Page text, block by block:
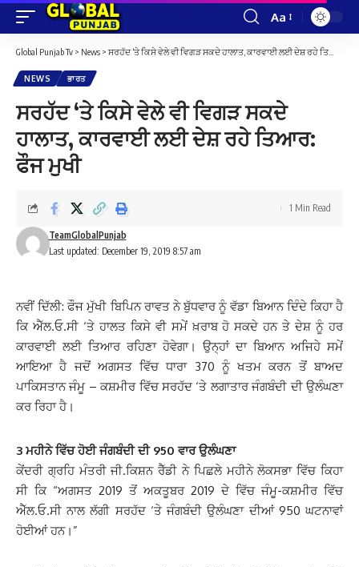
Font
Resizer
Aa
Global Punjab Tv > News > ਸਰਹੱਦ ‘ਤੇ ਕਿਸੇ ਵੇਲੇ ਵੀ ਵਿਗੜ ਸਕਦੇ ਹਾਲਾਤ, ਕਾਰਵਾਈ ਲਈ ਦੇਸ਼ ਰਹੇ ਤਿਆਰ: ਫੌਜ ਮੁਖੀ
NEWS ਭਾਰਤ
ਸਰਹੱਦ ‘ਤੇ ਕਿਸੇ ਵੇਲੇ ਵੀ ਵਿਗੜ ਸਕਦੇ
ਹਾਲਾਤ, ਕਾਰਵਾਈ ਲਈ ਦੇਸ਼ ਰਹੇ ਤਿਆਰ:
ਫੌਜ ਮੁਖੀ
Last updated: December 19, 2019 8:57 am
TeamGlobalPunjab
1 Min Read
ਨਵੀਂ ਦਿੱਲੀ: ਫੌਜ ਮੁੱਖੀ ਬਿਪਿਨ ਰਾਵਤ ਨੇ ਬੁੱਧਵਾਰ ਨੂੰ ਵੱਡਾ ਬਿਆਨ ਦਿੰਦੇ ਕਿਹਾ ਹੈ
ਕਿ ਐੱਲ.ਓ.ਸੀ ‘ਤੇ ਹਾਲਤ ਕਿਸੇ ਵੀ ਸਮੇਂ ਖ਼ਰਾਬ ਹੋ ਸਕਦੇ ਹਨ ਤੇ ਦੇਸ਼ ਨੂੰ ਹਰ
ਕਾਰਵਾਈ ਲਈ ਤਿਆਰ ਰਹਿਣਾ ਹੋਵੇਗਾ। ਉਨ੍ਹਾਂ ਦਾ ਬਿਆਨ ਅਜਿਹੇ ਸਮੇਂ
ਆਇਆ ਹੈ ਜਦੋਂ ਅਗਸਤ ਵਿੱਚ ਧਾਰਾ 370 ਨੂੰ ਖਤਮ ਕਰਨ ਤੋਂ ਬਾਅਦ
ਪਾਕਿਸਤਾਨ ਜੰਮੂ – ਕਸ਼ਮੀਰ ਵਿੱਚ ਸਰਹੱਦ ‘ਤੇ ਲਗਾਤਾਰ ਜੰਗਬੰਦੀ ਦੀ ਉਲੰਘਣਾ
ਕਰ ਰਿਹਾ ਹੈ।
3 ਮਹੀਨੇ ਵਿੱਚ ਹੋਈ ਜੰਗਬੰਦੀ ਦੀ 950 ਵਾਰ ਉਲੰਘਣਾ
ਕੇਂਦਰੀ ਗ੍ਰਹਿ ਮੰਤਰੀ ਜੀ.ਕਿਸ਼ਨ ਰੈੱਡੀ ਨੇ ਪਿਛਲੇ ਮਹੀਨੇ ਲੋਕਸਭਾ ਵਿੱਚ ਕਿਹਾ
ਸੀ ਕਿ “ਅਗਸਤ 2019 ਤੋਂ ਅਕਤੂਬਰ 2019 ਦੇ ਵਿੱਚ ਜੰਮੂ-ਕਸ਼ਮੀਰ ਵਿੱਚ
ਐੱਲ.ਓ.ਸੀ ਨਾਲ ਲੱਗੀ ਸਰਹੱਦ ‘ਤੇ ਜੰਗਬੰਦੀ ਉਲੰਘਣਾ ਦੀਆਂ 950 ਘਟਨਾਵਾਂ
ਹੋਈਆਂ ਹਨ।”